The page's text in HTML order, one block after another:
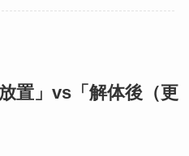
置」vs「解体後（更